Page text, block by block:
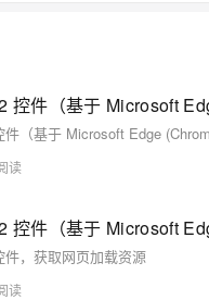
件，获取网页加载资源